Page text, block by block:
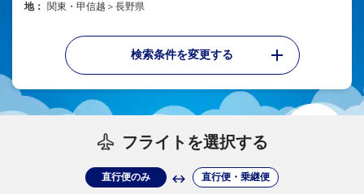
地：
関東・甲信越＞長野県
検索条件を変更する
フライトを選択する
直行便のみ 直行便・乗継便